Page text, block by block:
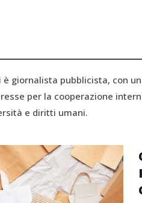
è giornalista pubblicista, con
per la cooperazione
e diritti umani.